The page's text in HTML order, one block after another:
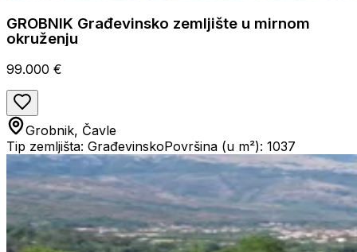
GROBNIK Građevinsko zemljište u mirnom
okruženju
99.000 €
Grobnik, Čavle
Tip zemljišta: GrađevinskoPovršina (u m²): 1037